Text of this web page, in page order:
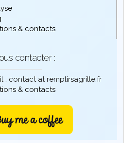
& contacts
contacter :
: contact at remplirsagrille.fr
& contacts